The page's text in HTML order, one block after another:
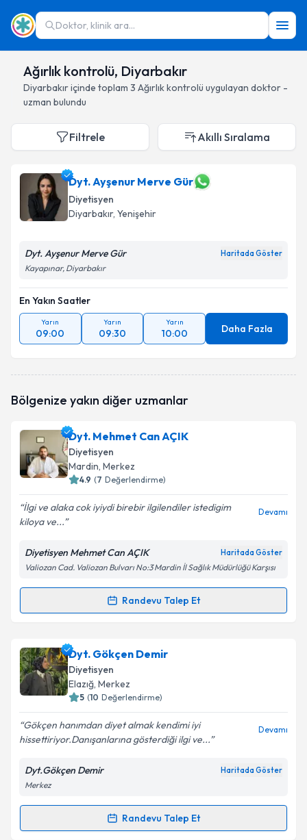
Doktor, klinik ara...
Ağırlık kontrolü, Diyarbakır
Diyarbakıriçinde toplam 3 Ağırlık kontrolü uygulayan doktor -
uzman bulundu
Filtrele Akıllı Sıralama
Dyt. Ayşenur Merve Gür
Diyetisyen
Diyarbakır, Yenişehir
Dyt. Ayşenur Merve Gür Haritada Göster
Kayapınar, Diyarbakır
En Yakın Saatler
Yarın
09:00
Yarın
09:30
Yarın
10:00 Daha Fazla
Bölgenize yakın diğer uzmanlar
Dyt. Mehmet Can AÇIK
Diyetisyen
Mardin, Merkez
4.9 (7 Değerlendirme)
İlgi ve alaka cok iyiydi birebir ilgilendiler istedigim
kiloya ve...
Devamı
Diyetisyen Mehmet Can AÇIK Haritada Göster
Valiozan Cad. Valiozan Bulvarı No:3 Mardin İl Sağlık Müdürlüğü Karşısı
Randevu Talep Et
Randevu Takvimi Talebi
Dyt. Mehmet Can AÇIKiçin randevu takvimi talebi
oluşturun. Size bu uzmandan randevu almanız için bir
takvim hazırlandığında e-posta ile bilgilendireceğiz.
Kişisel verilerimin işlenmesine ilişkin
Aydınlatma
kapsamda işlenmesini kabul ediyorum.
Dyt. Gökçen Demir
Diyetisyen
Elazığ, Merkez
5 (10 Değerlendirme)
Gökçen hanımdan diyet almak kendimi iyi
hissettiriyor.Danışanlarına gösterdiği ilgi ve...
Devamı
Dyt.Gökçen Demir Haritada Göster
Merkez
Randevu Talep Et
Randevu Takvimi Talebi